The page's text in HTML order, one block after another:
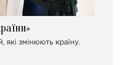
які змінюють країну.